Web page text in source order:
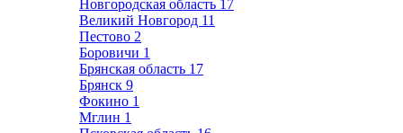
Новгородская область 17
Великий Новгород 11
Пестово 2
Боровичи 1
Брянская область 17
Брянск 9
Фокино 1
Мглин 1